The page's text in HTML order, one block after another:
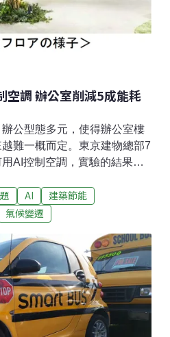
空調 辦公室削減5成能耗
公型態多元，使得辦公室樓
難一概而定。東京建物總部7
AI控制空調，實驗的結果發
費。對許多台灣人來說，建築
開燈、少開冷氣。而在日
收支小於零的房屋）的政
產品與服務都相繼推出。
AI
建築節能
氣候變遷